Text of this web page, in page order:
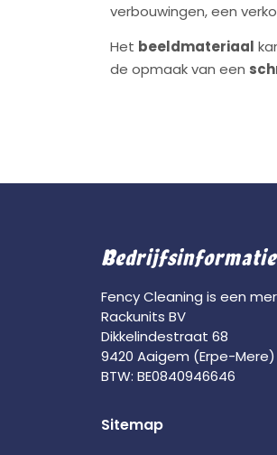
verbouwingen, een
Het beeldmateriaal
de opmaak van een
Bedrijfsinformatie
Fency Cleaning is een
Rackunits BV
Dikkelindestraat 68
9420 Aaigem (Erpe-Mere)
BTW: BE0840946646
Sitemap